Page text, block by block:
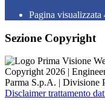
Pagina visualizzata
Sezione Copyright
Copyright 2026 |
Parma S.p.A. | Divisione
Disclaimer trattamento